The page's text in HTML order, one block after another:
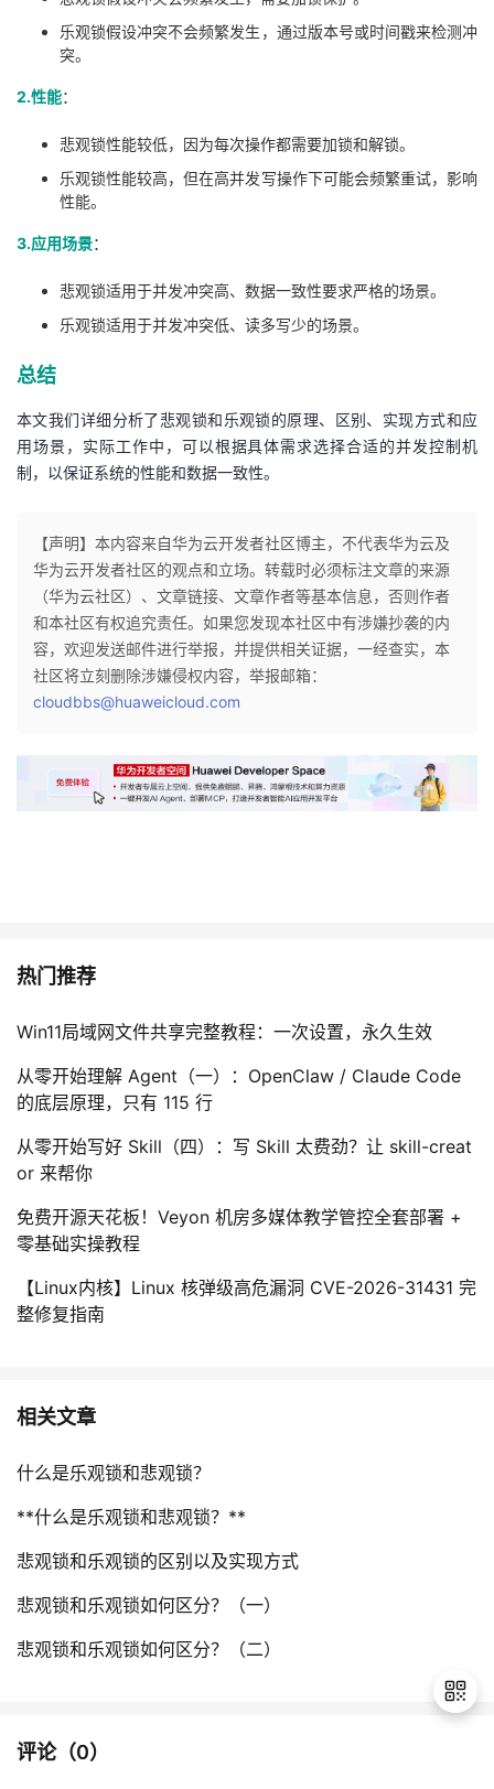
乐观锁假设冲突不会频繁发生，通过版本号或时间戳来检测冲
突。
2.性能：
悲观锁性能较低，因为每次操作都需要加锁和解锁。
乐观锁性能较高，但在高并发写操作下可能会频繁重试，影响
性能。
3.应用场景：
悲观锁适用于并发冲突高、数据一致性要求严格的场景。
乐观锁适用于并发冲突低、读多写少的场景。
总结
本文我们详细分析了悲观锁和乐观锁的原理、区别、实现方式和应
用场景，实际工作中，可以根据具体需求选择合适的并发控制机
制，以保证系统的性能和数据一致性。
【声明】本内容来自华为云开发者社区博主，不代表华为云及
华为云开发者社区的观点和立场。转载时必须标注文章的来源
（华为云社区）、文章链接、文章作者等基本信息，否则作者
和本社区有权追究责任。如果您发现本社区中有涉嫌抄袭的内
容，欢迎发送邮件进行举报，并提供相关证据，一经查实，本
社区将立刻删除涉嫌侵权内容，举报邮箱：
cloudbbs@huaweicloud.com
热门推荐
Win11局域网文件共享完整教程：一次设置，永久生效
从零开始理解 Agent（一）：OpenClaw / Claude Code
的底层原理，只有 115 行
从零开始写好 Skill（四）：写 Skill 太费劲？让 skill-creat
or 来帮你
免费开源天花板！Veyon 机房多媒体教学管控全套部署 +
零基础实操教程
【Linux内核】Linux 核弹级高危漏洞 CVE-2026-31431 完
整修复指南
相关文章
什么是乐观锁和悲观锁？
**什么是乐观锁和悲观锁？**
悲观锁和乐观锁的区别以及实现方式
悲观锁和乐观锁如何区分？（一）
悲观锁和乐观锁如何区分？（二）
评论（0）